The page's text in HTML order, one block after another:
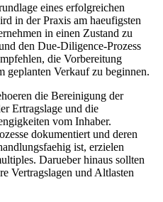
eines erfolgreichen
in der Praxis am haeufigsten
in einen Zustand zu
den Due-Diligence-Prozess
die Vorbereitung
geplanten Verkauf zu beginnen.
die Bereinigung der
Ertragslage und die
vom Inhaber.
dokumentiert und deren
ist, erzielen
Darueber hinaus sollten
Vertragslagen und Altlasten